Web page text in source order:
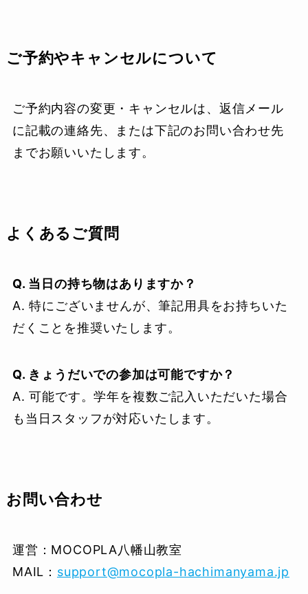
ご予約やキャンセルについて
ご予約内容の変更・キャンセルは、返信メール
に記載の連絡先、または下記のお問い合わせ先
までお願いいたします。
よくあるご質問
Q. 当日の持ち物はありますか？
A. 特にございませんが、筆記用具をお持ちいた
だくことを推奨いたします。
Q. きょうだいでの参加は可能ですか？
A. 可能です。学年を複数ご記入いただいた場合
も当日スタッフが対応いたします。
お問い合わせ
運営：MOCOPLA八幡山教室
MAIL： support@mocopla-hachimanyama.jp